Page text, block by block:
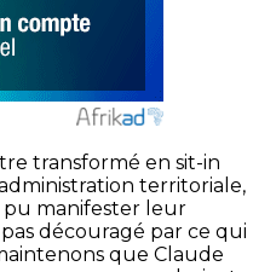
transformé en sit-in
territoriale,
pu manifester leur
pas découragé par ce qui
que Claude